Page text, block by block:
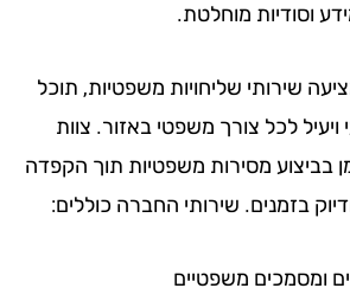
מוחלטת.
שליחויות משפטיות, תוכל
לכל צורך משפטי באזור. צוות
מסירות משפטיות תוך הקפדה
שירותי החברה כוללים:
משפטיים